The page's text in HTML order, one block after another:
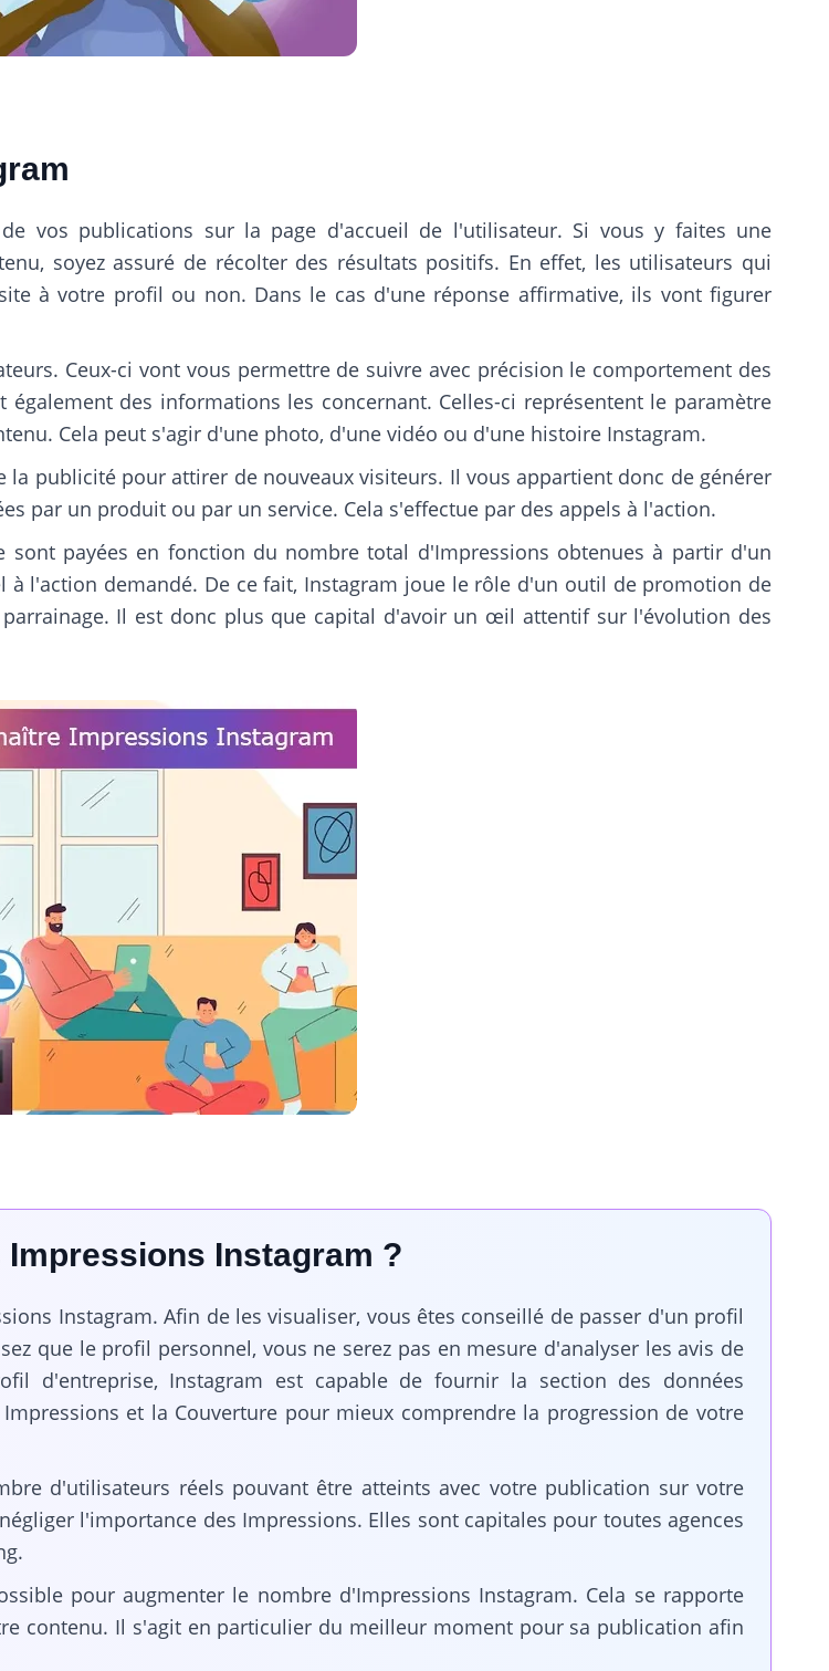
vos publications sur la page d'accueil de l'utilisateur. Si vous y faites une
soyez assuré de récolter des résultats positifs. En effet, les utilisateurs qui
à votre profil ou non. Dans le cas d'une réponse affirmative, ils vont figurer
Ceux-ci vont vous permettre de suivre avec précision le comportement des
des informations les concernant. Celles-ci représentent le paramètre
Cela peut s'agir d'une photo, d'une vidéo ou d'une histoire Instagram.
publicité pour attirer de nouveaux visiteurs. Il vous appartient donc de générer
par un produit ou par un service. Cela s'effectue par des appels à l'action.
payées en fonction du nombre total d'Impressions obtenues à partir d'un
l'action demandé. De ce fait, Instagram joue le rôle d'un outil de promotion de
Il est donc plus que capital d'avoir un œil attentif sur l'évolution des
Instagram ?
Instagram. Afin de les visualiser, vous êtes conseillé de passer d'un profil
que le profil personnel, vous ne serez pas en mesure d'analyser les avis de
d'entreprise, Instagram est capable de fournir la section des données
et la Couverture pour mieux comprendre la progression de votre
d'utilisateurs réels pouvant être atteints avec votre publication sur votre
l'importance des Impressions. Elles sont capitales pour toutes agences
pour augmenter le nombre d'Impressions Instagram. Cela se rapporte
contenu. Il s'agit en particulier du meilleur moment pour sa publication afin